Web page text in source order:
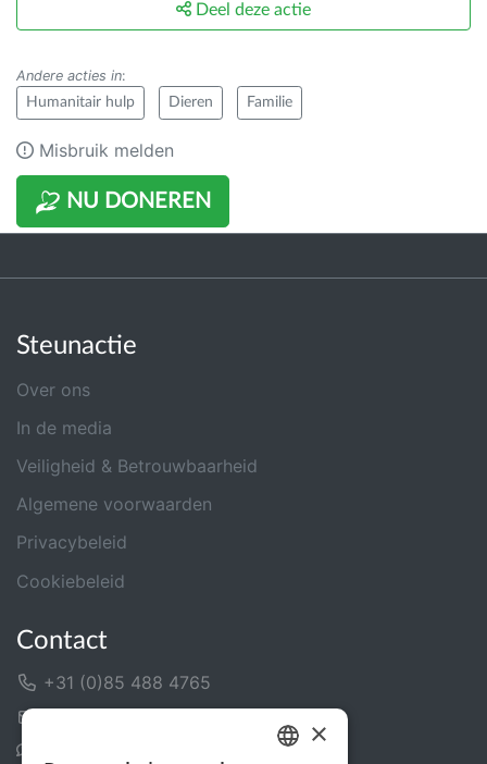
NU DONEREN
Deel deze actie
Andere acties in:
Humanitair hulp Dieren Familie
Misbruik melden
Steunactie
Over ons
In de media
Veiligheid & Betrouwbaarheid
Algemene voorwaarden
Privacybeleid
Cookiebeleid
Contact
+31 (0)85 488 4765
×